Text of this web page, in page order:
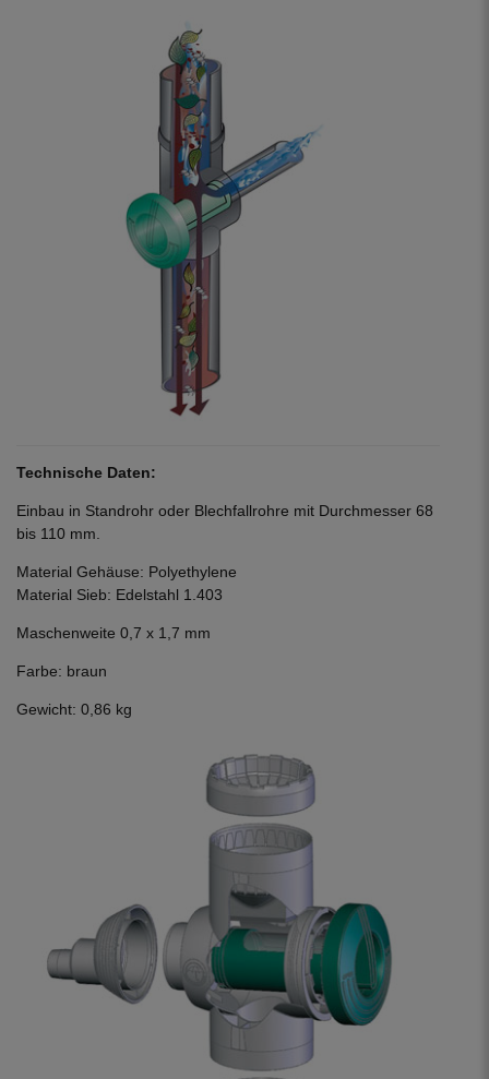
Technische Daten:
Einbau in Standrohr oder Blechfallrohre mit Durchmesser 68
bis 110 mm.
Material Gehäuse: Polyethylene
Material Sieb: Edelstahl 1.403
Maschenweite 0,7 x 1,7 mm
Farbe: braun
Gewicht: 0,86 kg